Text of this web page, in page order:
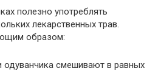
полезно употреблять
лекарственных трав.
образом:
одуванчика смешивают в равных